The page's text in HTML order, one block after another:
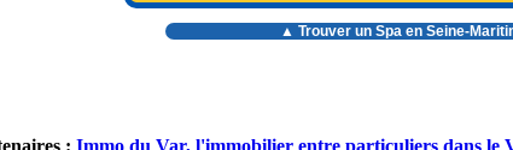
▲ Trouver un Spa en Seine-
: Immo du Var, l'immobilier entre particuliers dans le